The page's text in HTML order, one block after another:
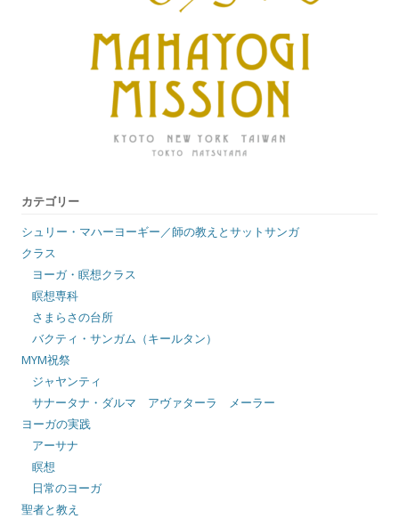
カテゴリー
シュリー・マハーヨーギー／師の教えとサットサンガ
クラス
ヨーガ・瞑想クラス
瞑想専科
さまらさの台所
バクティ・サンガム（キールタン）
MYM祝祭
ジャヤンティ
サナータナ・ダルマ アヴァターラ メーラー
ヨーガの実践
アーサナ
瞑想
日常のヨーガ
聖者と教え